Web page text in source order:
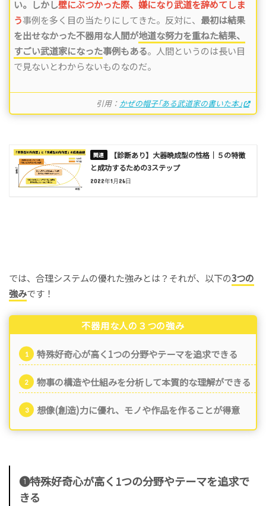
い。しかし壁にぶつかった際、嫌になり武道を辞めてしま
う事例を多く目の当たりにしてきた。反対に、 最初は結果
を出せなかった不器用な人間が地道な努力を重ねた結果、
すごい武道家になった事例もある。人間というのは長い目
で見ないとわからないものなのだ。
引用： かぜの帽子｢ある武道家の書いた本｣
【診断あり】大器晩成型の性格｜５の特徴
と成功するための3ステップ
2022年1月26日
では、合理システムの優れた強みとは？それが、以下の3つの
強みです！
不器用な人の３つの強み
特殊好奇心が高く1つの分野やテーマを追求できる
物事の構造や仕組みを分析して本質的な理解ができる
想像(創造)力に優れ、モノや作品を作ることが得意
❶特殊好奇心が高く1つの分野やテーマを追求で
きる